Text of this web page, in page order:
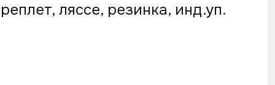
ляссе, резинка, инд.уп.